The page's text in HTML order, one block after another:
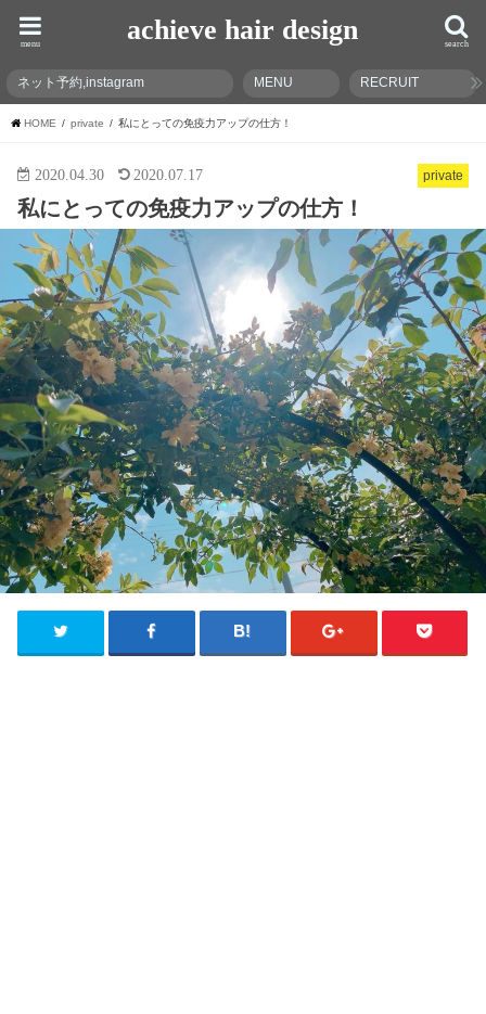
achieve hair design search
menu
ネット予約,instagram MENU RECRUIT
HOME private 私にとっての免疫力アップの仕方！
private
2020.04.30 2020.07.17
私にとっての免疫力アップの仕方！